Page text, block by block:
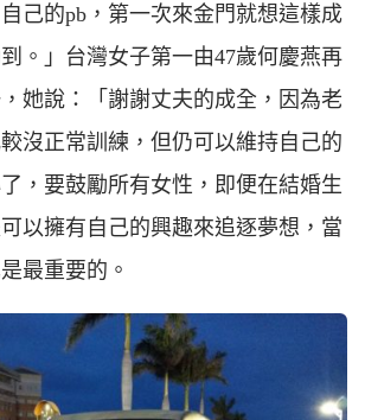
己的pb，第一次來金門就想這樣成
。」台灣女子第一由47歲何慶燕再
她說：「謝謝丈夫的成全，因為老
沒正常訓練，但仍可以維持自己的
，要鼓勵所有女性，即便在結婚生
以擁有自己的興趣來追逐夢想，當
最重要的。